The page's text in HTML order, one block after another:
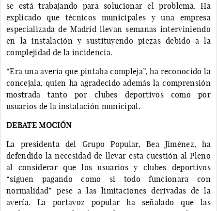
se está trabajando para solucionar el problema. Ha
explicado que técnicos municipales y una empresa
especializada de Madrid llevan semanas interviniendo
en la instalación y sustituyendo piezas debido a la
complejidad de la incidencia.
“Era una avería que pintaba compleja”, ha reconocido la
concejala, quien ha agradecido además la comprensión
mostrada tanto por clubes deportivos como por
usuarios de la instalación municipal.
DEBATE MOCIÓN
La presidenta del Grupo Popular, Bea Jiménez, ha
defendido la necesidad de llevar esta cuestión al Pleno
al considerar que los usuarios y clubes deportivos
“siguen pagando como si todo funcionara con
normalidad” pese a las limitaciones derivadas de la
avería. La portavoz popular ha señalado que las